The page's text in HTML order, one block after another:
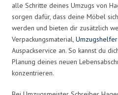
alle Schritte deines Umzugs von
sorgen dafür, dass deine Möbel
werden und bieten dir zusätzlich
Verpackungsmaterial, Umzugshelfer
Auspackservice an. So kannst du
Planung deines neuen
konzentrieren.